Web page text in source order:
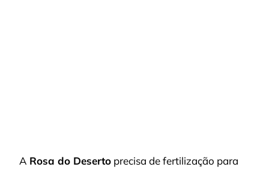
A Rosa do Deserto precisa de fertilização para